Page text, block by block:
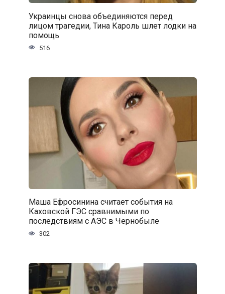
Украинцы снова объединяются перед
лицом трагедии, Тина Кароль шлет лодки на
помощь
516
Маша Ефросинина считает события на
Каховской ГЭС сравнимыми по
последствиям с АЭС в Чернобыле
302